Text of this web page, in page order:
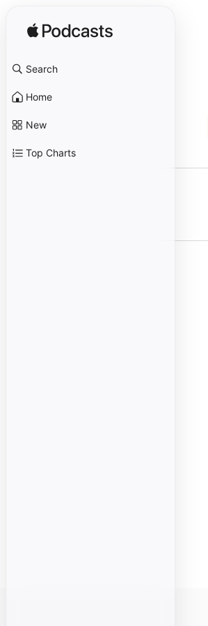
Search
Home
New
Top Charts